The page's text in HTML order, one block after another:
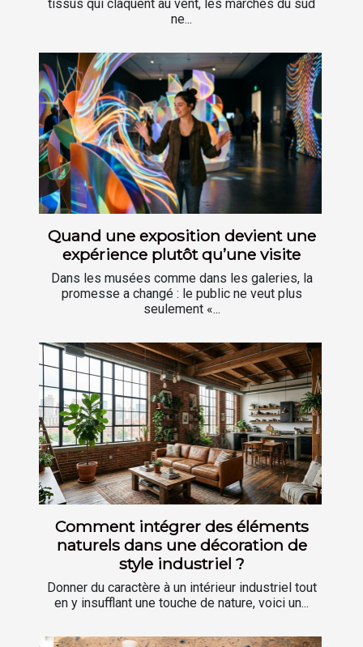
tissus qui claquent au vent, les marchés du sud
ne...
Quand une exposition devient une
expérience plutôt qu’une visite
Dans les musées comme dans les galeries, la
promesse a changé : le public ne veut plus
seulement «...
Comment intégrer des éléments
naturels dans une décoration de
style industriel ?
Donner du caractère à un intérieur industriel tout
en y insufflant une touche de nature, voici un...